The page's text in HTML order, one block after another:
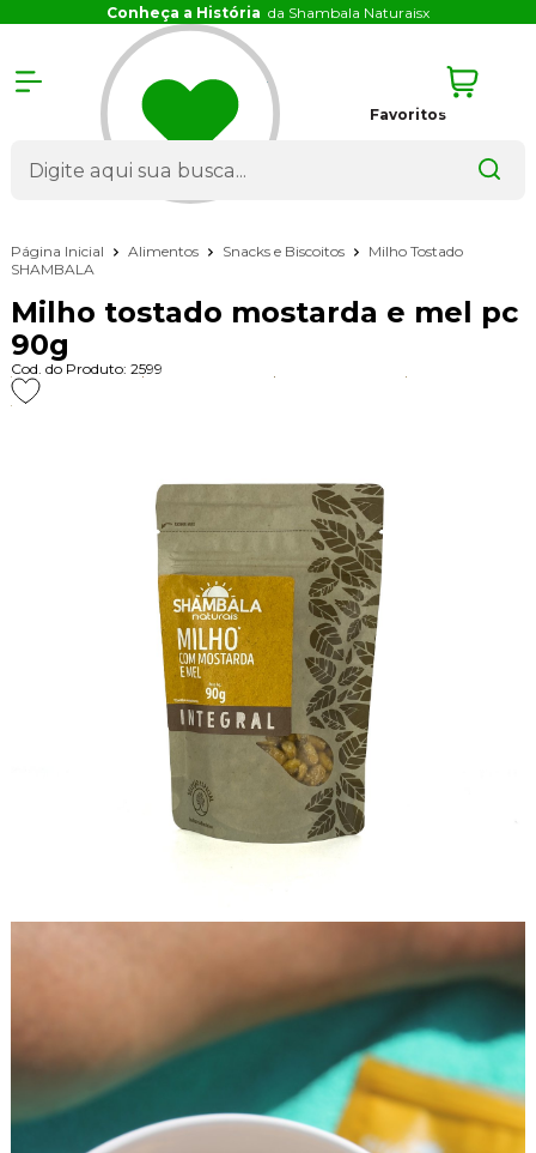
Conheça a História da Shambala Naturaisx
Favoritos
Página Inicial Alimentos Snacks e Biscoitos
Milho Tostado
SHAMBALA
Milho tostado mostarda e mel pc
90g
Cod. do Produto: 2599